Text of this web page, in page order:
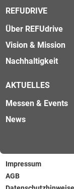
REFUDRIVE
Über REFUdrive
Vision & Mission
Nachhaltigkeit
AKTUELLES
Messen & Events
News
Impressum
AGB